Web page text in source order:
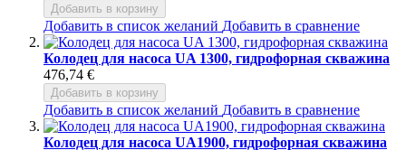
Добавить в корзину
Добавить в список желаний Добавить в сравнение
Колодец для насоса UA 1300, гидрофорная скважина
476,74 €
Добавить в корзину
Добавить в список желаний Добавить в сравнение
Колодец для насоса UA1900, гидрофорная скважина